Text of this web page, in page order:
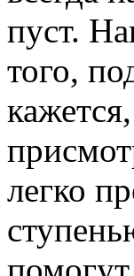
пуст.
того,
легко